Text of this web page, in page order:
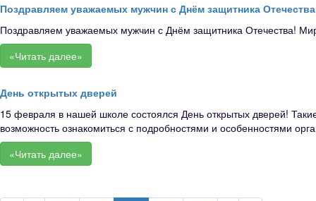
Поздравляем уважаемых мужчин с Днём защитника
Поздравляем уважаемых мужчин с Днём защитника Отечества!
«Читать далее»
День открытых дверей
15 февраля в нашей школе состоялся День открытых дверей!
возможность ознакомиться с подробностями и особенностями
«Читать далее»